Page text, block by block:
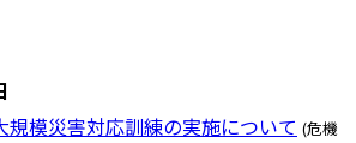
規模災害対応訓練の実施について (危機